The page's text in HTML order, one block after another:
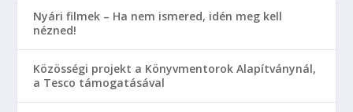
Nyári filmek – Ha nem ismered, idén meg kell
nézned!
Közösségi projekt a Könyvmentorok Alapítványnál,
a Tesco támogatásával